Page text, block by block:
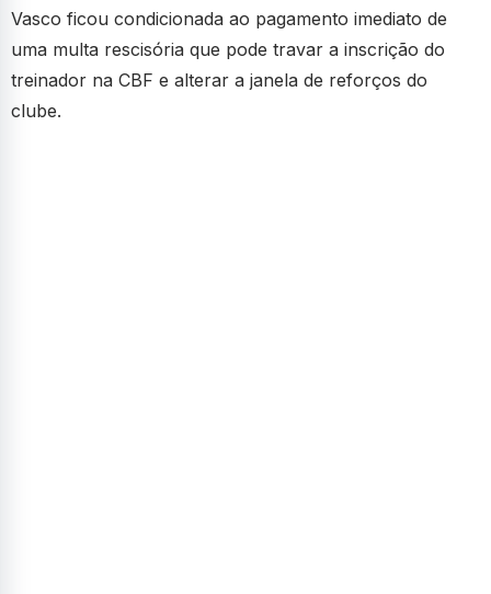
Vasco ficou condicionada ao pagamento imediato de
uma multa rescisória que pode travar a inscrição do
treinador na CBF e alterar a janela de reforços do
clube.